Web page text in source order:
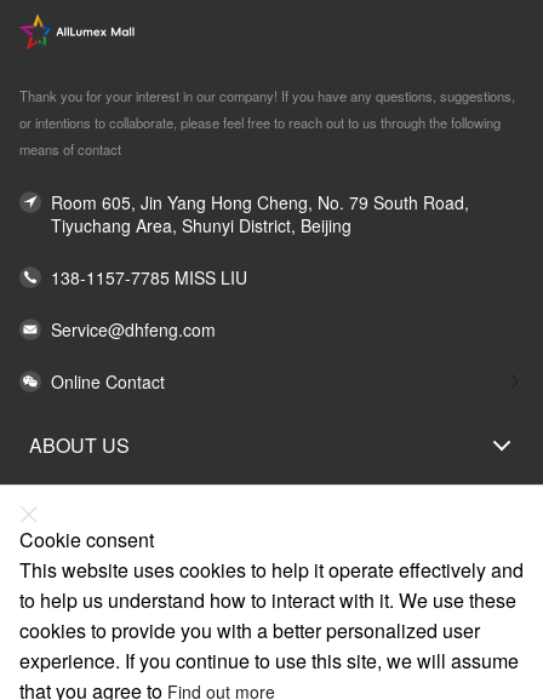
Thank you for your interest in our company! If you have any questions, suggestions,
or intentions to collaborate, please feel free to reach out to us through the following
means of contact
Room 605, Jin Yang Hong Cheng, No. 79 South Road,
Tiyuchang Area, Shunyi District, Beijing
138-1157-7785 MISS LIU
Service@dhfeng.com
Online Contact
ABOUT US
LEGAL STATEMENT
HELP
SERVICE
LINKS
Cookie consent
This website uses cookies to help it operate effectively and
to help us understand how to interact with it. We use these
cookies to provide you with a better personalized user
experience. If you continue to use this site, we will assume
that you agree to Find out more